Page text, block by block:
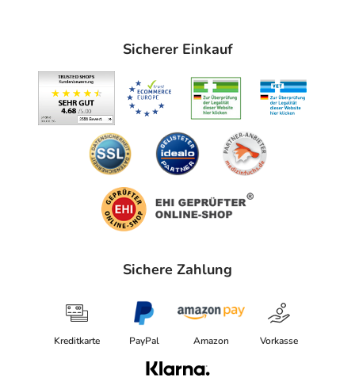
Sicherer Einkauf
Sichere Zahlung
Kreditkarte PayPal Amazon Vorkasse